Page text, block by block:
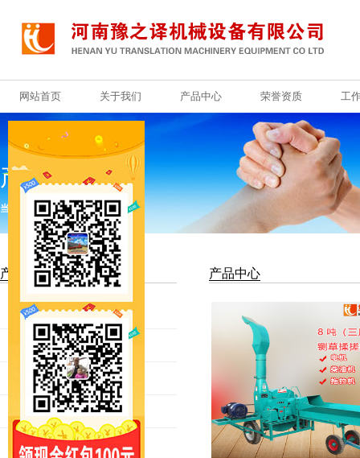
网站首页 关于我们 产品中心 荣誉资质
荣誉资质
工
产品中心
当前位置： 首页 > 产品中心
产品中心
产品分类
铡草机
秸秆铡草机
青贮铡草机
牛羊铡草机
大型铡草机